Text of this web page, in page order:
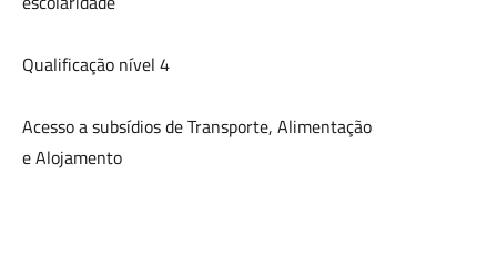
Qualificação nível 4
Acesso a subsídios de Transporte, Alimentação
e Alojamento